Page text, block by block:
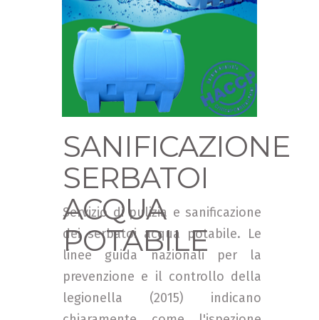
SANIFICAZIONE
SERBATOI
ACQUA
POTABILE
Servizio di pulizia e sanificazione
dei serbatoi acqua potabile. Le
linee guida nazionali per la
prevenzione e il controllo della
legionella (2015) indicano